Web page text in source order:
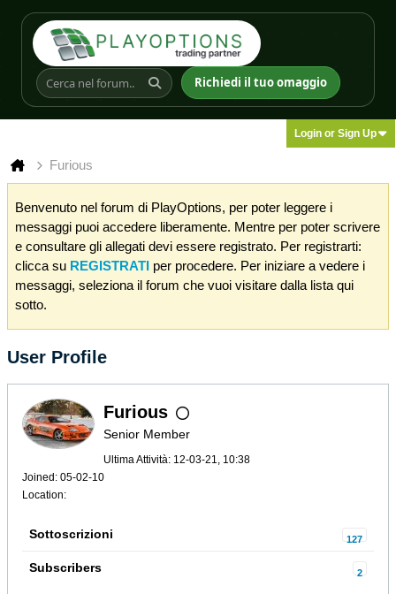
Richiedi il tuo omaggio
Login or Sign Up
Furious
Benvenuto nel forum di PlayOptions, per poter leggere i
messaggi puoi accedere liberamente. Mentre per poter scrivere
e consultare gli allegati devi essere registrato. Per registrarti:
clicca su REGISTRATI per procedere. Per iniziare a vedere i
messaggi, seleziona il forum che vuoi visitare dalla lista qui
sotto.
User Profile
Furious
Senior Member
Ultima Attività: 12-03-21, 10:38
Joined: 05-02-10
Location:
Sottoscrizioni 127
Subscribers 2